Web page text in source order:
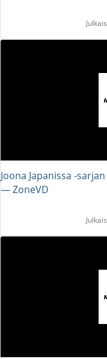
Joona Japanissa -
― ZoneVD